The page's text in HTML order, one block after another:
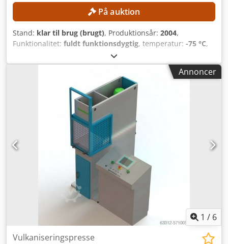
På auktion
Stand: klar til brug (brugt), Produktionsår: 2004,
Funktionalitet: fuldt funktionsdygtig, temperatur: -75 °C,
, samlet bredde:
højde:2.000 mm, anvendelig tankkapacitet:100 l,
Anlægget er blevet professionelt demonteret og taget ud af
drift af producenten. Pladerne er blevet samlet. TEKNISKE
DETALJER Volumen af iskondensator: 100 l Kapacitet af
iskondensator: 12 kg Cedozrfa Dopfx Alaoha Ydelse af
iskondensator: 8 g/24 timer Temperatur i iskondensator:
−75 °C MASKINENS DETALJER Dimensioner Pladsbehov for
frysetørringsanlæg: 1.300 × 1.300 × 2.000 mm Pladsbehov
for ekstra komponent: 1.800 × 600 × 2.000 mm
Annoncer
1 / 6
Vulkaniseringspresse